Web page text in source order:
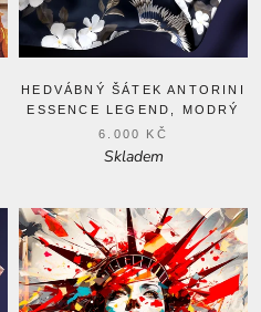
HEDVÁBNÝ ŠÁTEK ANTORINI
ESSENCE LEGEND, MODRÝ
6.000 KČ
Skladem